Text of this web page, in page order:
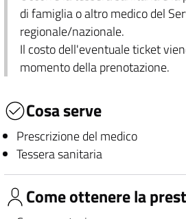
di famiglia o altro medico del
regionale/nazionale.
Il costo dell'eventuale ticket
momento della prenotazione.
Cosa serve
Prescrizione del medico
Tessera sanitaria
Come ottenere la